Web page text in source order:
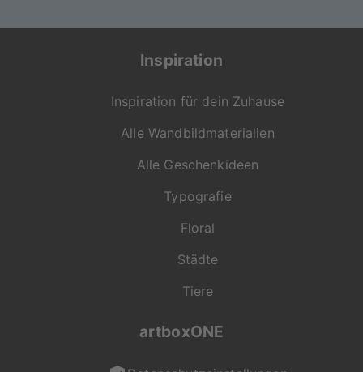
individuell für dich
Inspiration
Inspiration für dein Zuhause
Alle Wandbildmaterialien
Alle Geschenkideen
Typografie
Floral
Städte
Tiere
artboxONE